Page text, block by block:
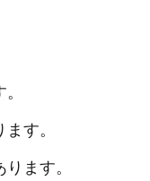
す。
ます。